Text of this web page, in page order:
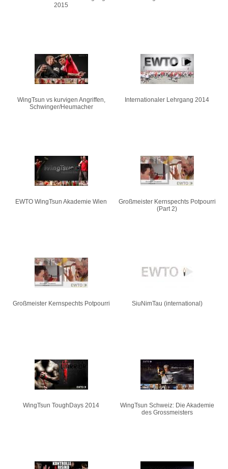
2015
WingTsun vs kurvigen Angriffen,
Schwinger/Heumacher
Internationaler Lehrgang 2014
EWTO WingTsun Akademie Wien
Großmeister Kernspechts Potpourri
(Part 2)
Großmeister Kernspechts Potpourri SiuNimTau (international)
WingTsun ToughDays 2014
WingTsun Schweiz: Die Akademie
des Grossmeisters